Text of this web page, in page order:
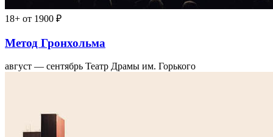
18+ от 1900 ₽
Метод Гронхольма
август — сентябрь Театр Драмы им. Горького